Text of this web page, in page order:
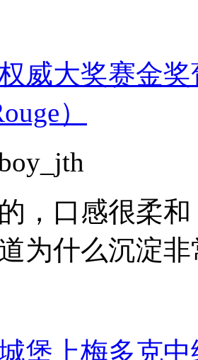
威大奖赛金奖
）
，口感很柔
为什么沉淀非
堡上梅多克